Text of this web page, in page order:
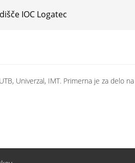
IOC Logatec
Univerzal, IMT. Primerna je za delo